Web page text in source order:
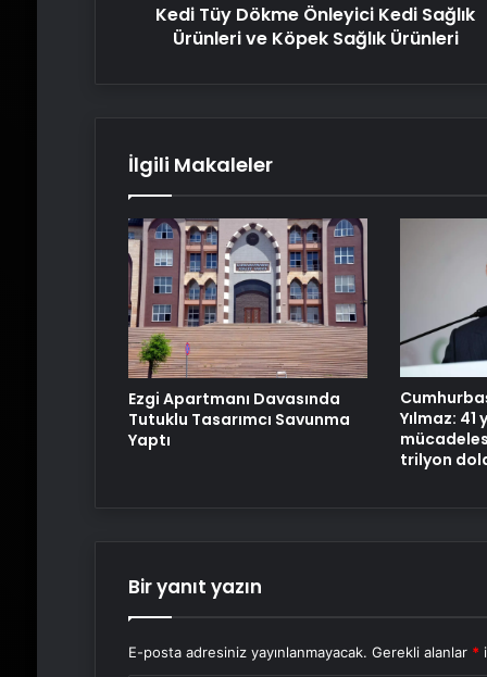
Sağlık
Ürünleri
Kedi Tüy Dökme Önleyici Kedi Sağlık
Ürünleri ve Köpek Sağlık Ürünleri
İlgili Makaleler
Ezgi Apartmanı Davasında
Tutuklu Tasarımcı Savunma
Yaptı
Yılmaz: 41
trilyon
Bir yanıt yazın
E-posta adresiniz yayınlanmayacak. Gerekli alanlar *